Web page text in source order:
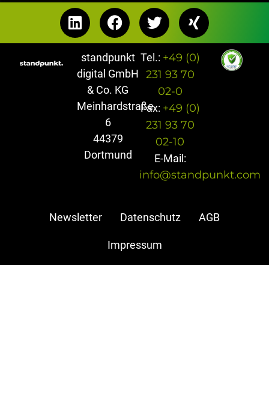
standpunkt
digital GmbH
& Co. KG
Meinhardstraße
6
44379
Dortmund
Tel.: +49 (0)
231 93 70
02-0
Fax: +49 (0)
231 93 70
02-10
E-Mail:
info@standpunkt.com
Newsletter Datenschutz AGB
Impressum